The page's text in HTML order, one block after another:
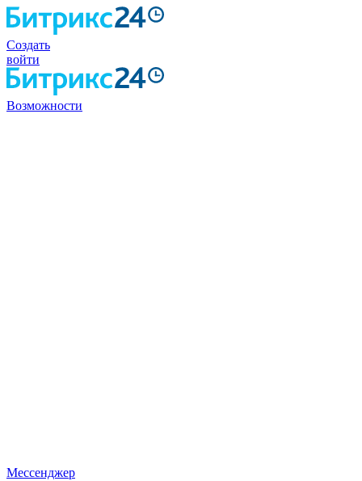
Создать
войти
Возможности
Мессенджер